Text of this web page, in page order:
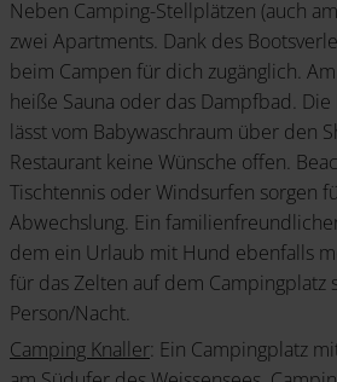
Neben Camping-Stellplätzen (auch
zwei Apartments. Dank des
beim Campen für dich zugänglich.
heiße Sauna oder das Dampfbad.
lässt vom Babywaschraum über den
Restaurant keine Wünsche offen.
Tischtennis oder Windsurfen sorgen
Abwechslung. Ein
dem ein Urlaub mit Hund ebenfalls
für das Zelten auf dem Campingplatz
Person/Nacht.
Camping Knaller: Ein Campingplatz